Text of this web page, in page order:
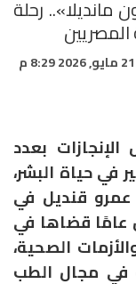
مانديلا».. رحلة
بعدد
في حياة البشر،
عمرو قنديل في
عامًا قضاها في
الصحية،
في مجال الطب